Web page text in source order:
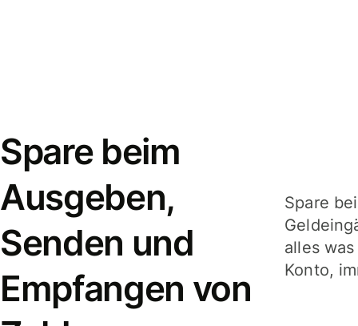
Spare beim
Ausgeben,
Senden und
Empfangen von
Spare
alles
Konto,